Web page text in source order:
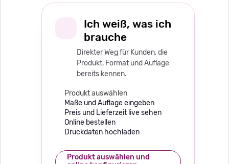
Ich weiß, was ich
brauche
Direkter Weg für Kunden, die
Produkt, Format und Auflage
bereits kennen.
Produkt auswählen
Maße und Auflage eingeben
Preis und Lieferzeit live sehen
Online bestellen
Druckdaten hochladen
Produkt auswählen und